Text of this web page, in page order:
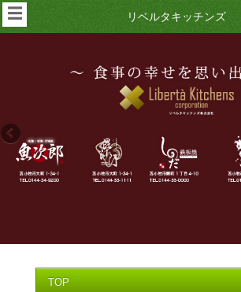
リベルタキッチンズ
☰